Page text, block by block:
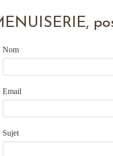
Nom
Email
Sujet